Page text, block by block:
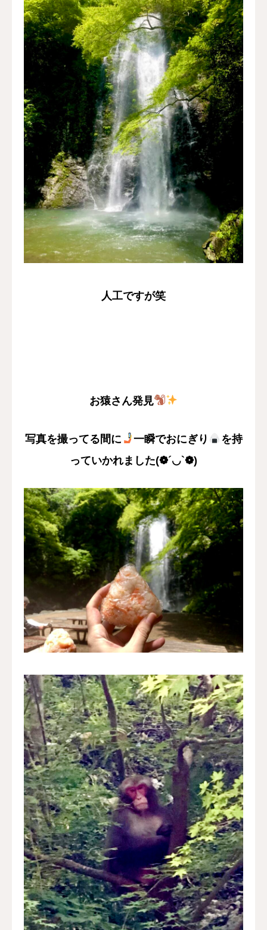
人工ですが笑
お猿さん発見
写真を撮ってる間に 一瞬でおにぎり を持
っていかれました(❁´◡`❁)